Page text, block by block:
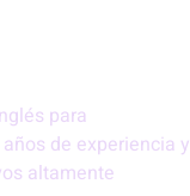
para
de experiencia y
altamente